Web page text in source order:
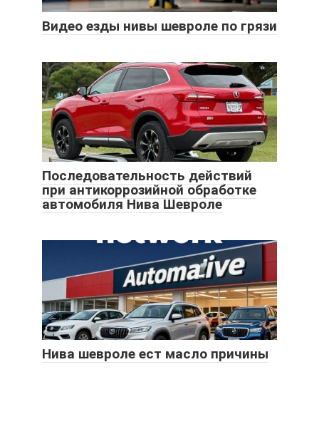
Видео езды нивы шевроле по грязи
Последовательность действий
при антикоррозийной обработке
автомобиля Нива Шевроле
Нива шевроле ест масло причины